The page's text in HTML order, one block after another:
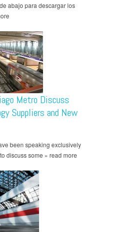
abajo para descargar los
Metro Discuss
Suppliers and New
been speaking exclusively
discuss some » read more